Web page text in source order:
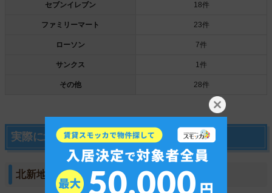
セブンイレブン 18件
ファミリーマート 23件
ローソン 7件
サンクス 1件
その他 28件
実際に北新地に行ってみました
北新地の特徴